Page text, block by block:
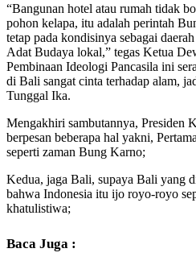
“Bangunan hotel atau rumah tidak
pohon kelapa, itu adalah perintah
tetap pada kondisinya sebagai
Adat Budaya lokal,” tegas Ketua
Pembinaan Ideologi Pancasila ini
di Bali sangat cinta terhadap alam,
Tunggal Ika.
Mengakhiri sambutannya, Presiden
berpesan beberapa hal yakni,
seperti zaman Bung Karno;
Kedua, jaga Bali, supaya Bali yang
bahwa Indonesia itu ijo royo-royo
khatulistiwa;
Baca Juga :